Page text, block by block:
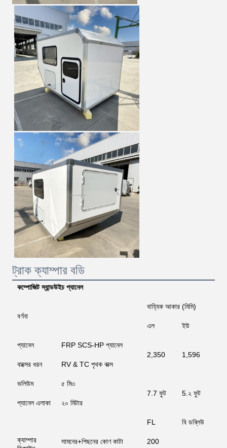
ট্রাক ক্যাম্পার বডি
কম্পোজিট স্যান্ডউইচ প্যানেল
বর্ণনা
বাহ্যিক আকার (মিমি)
এল ইউ
প্যানেল
FRP SCS-HP প্যানেল
2,350
1,596
বাক্সের ধরন
RV & TC পৃথক বাক্স
ভলিউম
৫ মি৩
7.7 ফুট
5.২ ফুট
প্যানেল এলাকা
২০ মিটার
ক্যাম্পার
সামনের+পিছনের কোণ কাটা
FL বি ডব্লিউ
200